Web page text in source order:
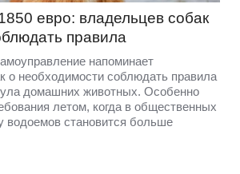
евро: владельцев собак
правила
напоминает
о необходимости соблюдать правила
домашних животных. Особенно
летом, когда в общественных
водоемов становится больше